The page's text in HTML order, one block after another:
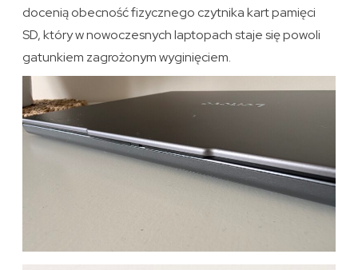
docenią obecność fizycznego czytnika kart pamięci
SD, który w nowoczesnych laptopach staje się powoli
gatunkiem zagrożonym wyginięciem.